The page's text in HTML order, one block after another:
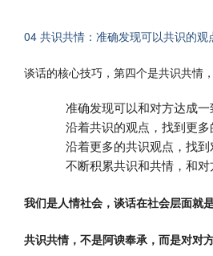
04 共识共情：准确发现可以共识的
谈话的核心技巧，第四个是共识共情
准确发现可以和对方达成
沿着共识的观点，找到更
沿着更多的共识观点，找
不断积累共识和共情，和
我们是人情社会，谈话在社会层面就
共识共情，不是阿谀奉承，而是对对